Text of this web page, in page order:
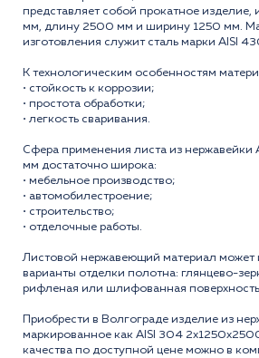
представляет собой прокатное
мм, длину 2500 мм и ширину 1250 мм.
изготовления служит сталь марки AISI
К технологическим особенностям
• стойкость к коррозии;
• простота обработки;
• легкость сваривания.
Сфера применения листа из
мм достаточно широка:
• мебельное производство;
• автомобилестроение;
• строительство;
• отделочные работы.
Листовой нержавеющий материал может
варианты отделки полотна: глянцево-
рифленая или шлифованная
Приобрести в Волгограде изделие из
маркированное как AISI 304
качества по доступной цене можно в